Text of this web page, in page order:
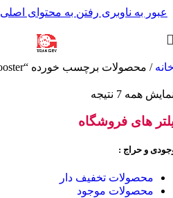
عبور به ناوبری رفتن به محتوای اصلی
/ محصولات برچسب خورده “water-cooled-vacuum-booster”
همه 7 نتیجه
های فروشگاه
و حراج :
محصولات تخفیف دار
محصولات موجود